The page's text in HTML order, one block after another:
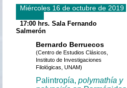
Miércoles 16 de octubre de 2019
17:00 hrs. Sala Fernando
Salmerón
Bernardo Berruecos
(Centro de Estudios Clásicos,
Instituto de Investigaciones
Filológicas, UNAM)
Palintropía, polymathía y